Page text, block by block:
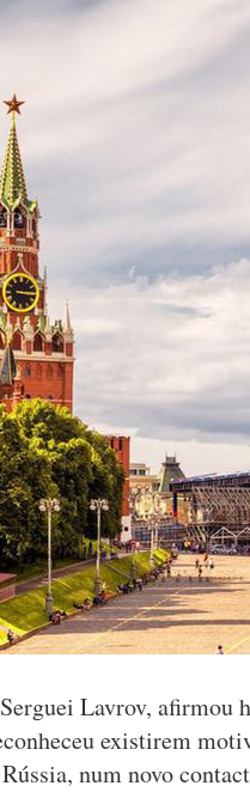
Lavrov, afirmou
existirem
num novo